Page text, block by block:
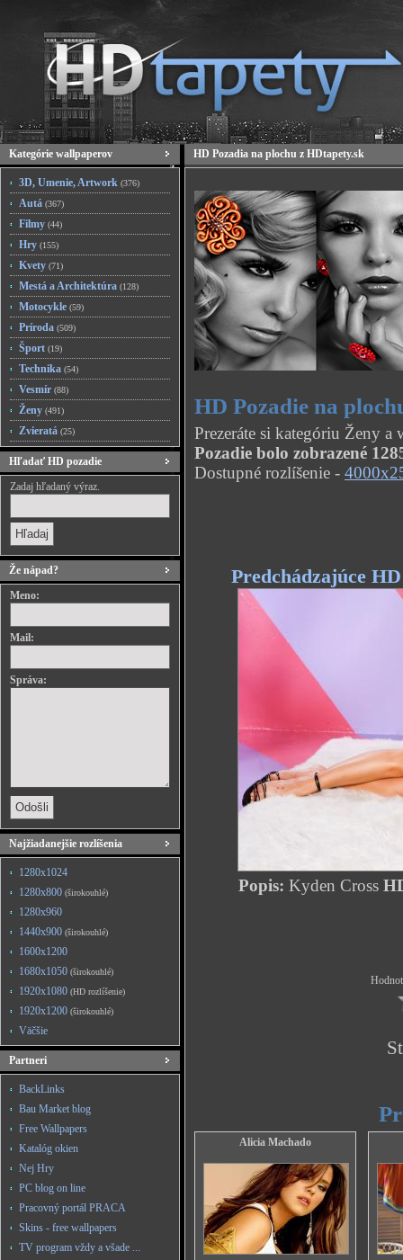
Kategórie wallpaperov
3D, Umenie, Artwork (376)
Autá (367)
Filmy (44)
Hry (155)
Kvety (71)
Mestá a Architektúra (128)
Motocykle (59)
Príroda (509)
Šport (19)
Technika (54)
Vesmír (88)
Ženy (491)
Zvieratá (25)
Hľadať HD pozadie
Zadaj hľadaný výraz.
Že nápad?
Meno:
Mail:
Správa:
Najžiadanejšie rozlíšenia
1280x1024
1280x800 (širokouhlé)
1280x960
1440x900 (širokouhlé)
1600x1200
1680x1050 (širokouhlé)
1920x1080 (HD rozlíšenie)
1920x1200 (širokouhlé)
Väčšie
Partneri
BackLinks
Bau Market blog
Free Wallpapers
Katalóg okien
Nej Hry
PC blog on line
Pracovný portál PRACA
Skins - free wallpapers
TV program vždy a všade ...
HD Pozadia na plochu z HDtapety.sk
HD Pozadie na
Prezeráte si kategóriu Ženy
Pozadie bolo zobrazené
Dostupné rozlíšenie -
Predchádzajúce
Popis: Kyden Cross
Alicia Machado